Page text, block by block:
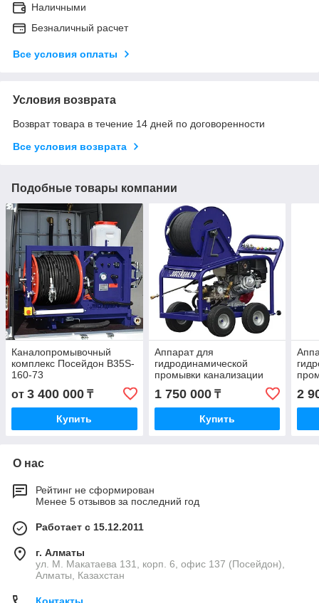
Наличными
Безналичный расчет
Все условия оплаты
Условия возврата
Возврат товара в течение 14 дней по договоренности
Все условия возврата
Подобные товары компании
Каналопромывочный
комплекс Посейдон B35S-
160-73
от 3 400 000 ₸
Купить
Аппарат для
гидродинамической
промывки канализации
Посейдон B15-150-26-4W
1 750 000₸
Купить
2
О нас
Рейтинг не сформирован
Менее 5 отзывов за последний год
Работает с 15.12.2011
г. Алматы
ул. М. Макатаева 131, корп. 6, офис 137 (Посейдон),
Алматы, Казахстан